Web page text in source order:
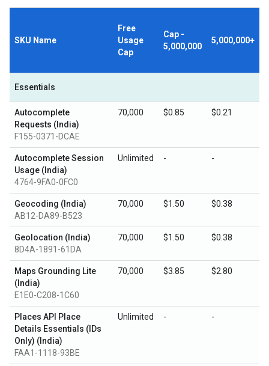
SKU Name
Free
Usage
Cap
Cap -
5,000,000
5,000,000+
Essentials
Autocomplete
Requests (India)
F155-0371-DCAE
70,000 $0.85 $0.21
Autocomplete Session
Usage (India)
4764-9FA0-0FC0
Unlimited - -
Geocoding (India)
AB12-DA89-B523
70,000 $1.50 $0.38
Geolocation (India)
8D4A-1891-61DA
70,000 $1.50 $0.38
Maps Grounding Lite
(India)
E1E0-C208-1C60
70,000 $3.85 $2.80
Places API Place
Details Essentials (IDs
Only) (India)
FAA1-1118-93BE
Unlimited - -